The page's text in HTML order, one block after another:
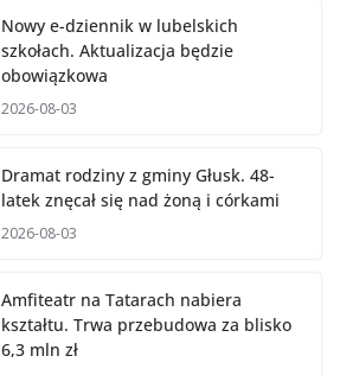
Nowy e-dziennik w lubelskich
szkołach. Aktualizacja będzie
obowiązkowa
2026-08-03
Dramat rodziny z gminy Głusk. 48-
latek znęcał się nad żoną i córkami
2026-08-03
Amfiteatr na Tatarach nabiera
kształtu. Trwa przebudowa za blisko
6,3 mln zł